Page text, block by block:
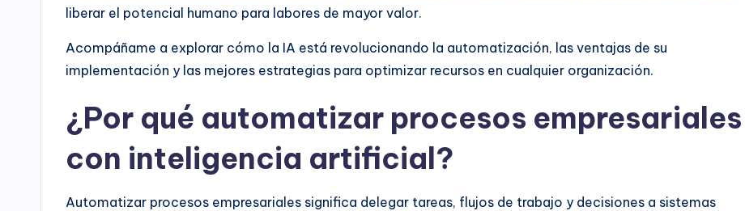
liberar el potencial humano para labores de mayor valor.
Acompáñame a explorar cómo la IA está revolucionando la automatización, las ventajas de su
implementación y las mejores estrategias para optimizar recursos en cualquier organización.
¿Por qué automatizar procesos empresariales
con inteligencia artificial?
Automatizar procesos empresariales significa delegar tareas, flujos de trabajo y decisiones a sistemas